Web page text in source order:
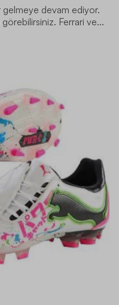
devam ediyor.
görebilirsiniz. Ferrari ve...